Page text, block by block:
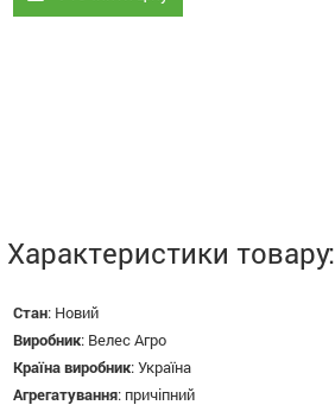
Характеристики товару:
Стан: Новий
Виробник: Велес Агро
Країна виробник:Україна
Агрегатування: причіпний